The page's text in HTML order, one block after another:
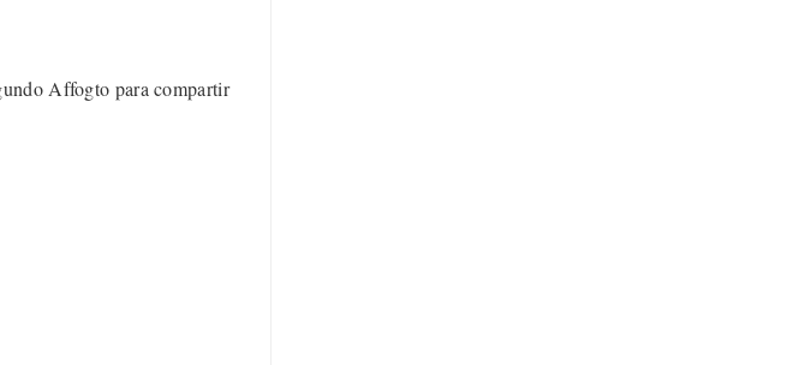
Affogto para compartir